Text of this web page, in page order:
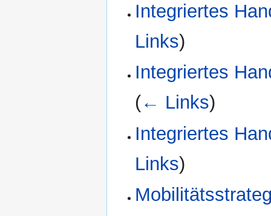
Integriertes
Links)
Integriertes
(← Links)
Integriertes
Links)